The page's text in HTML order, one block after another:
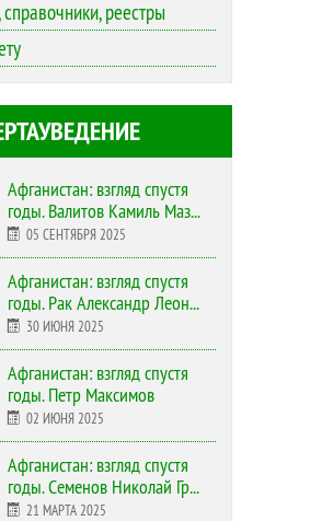
реестры
Афганистан: взгляд спустя
годы. Валитов Камиль Маз...
05 СЕНТЯБРЯ 2025
Афганистан: взгляд спустя
годы. Рак Александр Леон...
30 ИЮНЯ 2025
Афганистан: взгляд спустя
годы. Петр Максимов
02 ИЮНЯ 2025
Афганистан: взгляд спустя
годы. Семенов Николай Гр...
21 МАРТА 2025